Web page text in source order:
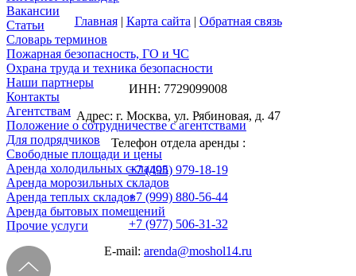
Вакансии
Статьи
Словарь терминов
Пожарная безопасность, ГО и ЧС
Охрана труда и техника безопасности
Наши партнеры
Контакты
Агентствам
Положение о сотрудничестве с агентствами
Для подрядчиков
Свободные площади и цены
Аренда холодильных складов
Аренда морозильных складов
Аренда теплых складов
Аренда бытовых помещений
Прочие услуги
Главная| Карта сайта | Обратная связь
ИНН: 7729099008
Адрес: г. Москва, ул. Рябиновая, д. 47
Телефон отдела аренды :
+7 (495) 979-18-19
+7 (999) 880-56-44
+7 (977) 506-31-32
E-mail: arenda@moshol14.ru